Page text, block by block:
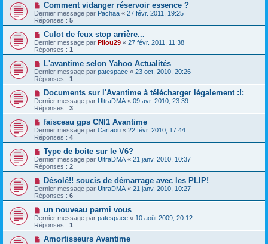
Comment vidanger réservoir essence ?
Dernier message par Pachaa « 27 févr. 2011, 19:25
Réponses : 5
Culot de feux stop arrière...
Dernier message par Pilou29 « 27 févr. 2011, 11:38
Réponses : 1
L'avantime selon Yahoo Actualités
Dernier message par patespace « 23 oct. 2010, 20:26
Réponses : 1
Documents sur l'Avantime à télécharger légalement :!:
Dernier message par UltraDMA« 09 avr. 2010, 23:39
Réponses : 3
faisceau gps CNI1 Avantime
Dernier message par Carfaou « 22 févr. 2010, 17:44
Réponses : 4
Type de boite sur le V6?
Dernier message par UltraDMA« 21 janv. 2010, 10:37
Réponses : 2
Désolé!! soucis de démarrage avec les PLIP!
Dernier message par UltraDMA« 21 janv. 2010, 10:27
Réponses : 6
un nouveau parmi vous
Dernier message par patespace « 10 août 2009, 20:12
Réponses : 1
Amortisseurs Avantime